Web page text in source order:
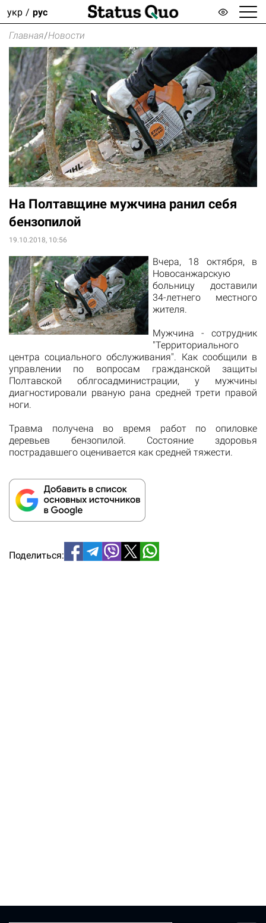
укр рус
Главная/Новости
На Полтавщине мужчина ранил себя
бензопилой
19.10.2018, 10:56
Вчера, 18 октября, в
Новосанжарскую
больницу доставили
34-летнего местного
жителя.
Мужчина - сотрудник
"Территориального
центра социального обслуживания". Как сообщили в
управлении по вопросам гражданской защиты
Полтавской облгосадминистрации, у мужчины
диагностировали рваную рана средней трети правой
ноги.
Травма получена во время работ по
опиловке
деревьев
бензопилой. Состояние
здоровья
пострадавшего оценивается как средней тяжести.
Поделиться: